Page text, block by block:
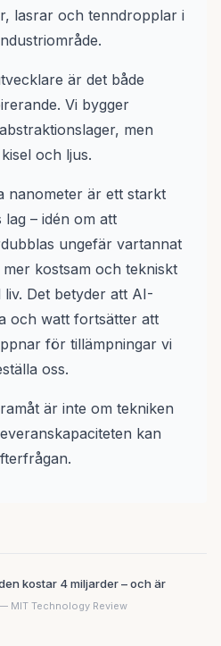
lasrar och tenndropplar i
är det både
Vi bygger
men
och ljus.
nanometer är ett starkt
– idén om att
ungefär vartannat
kostsam och tekniskt
Det betyder att AI-
och watt fortsätter att
för tillämpningar vi
oss.
är inte om tekniken
kan
kostar 4 miljarder – och är
MIT Technology Review